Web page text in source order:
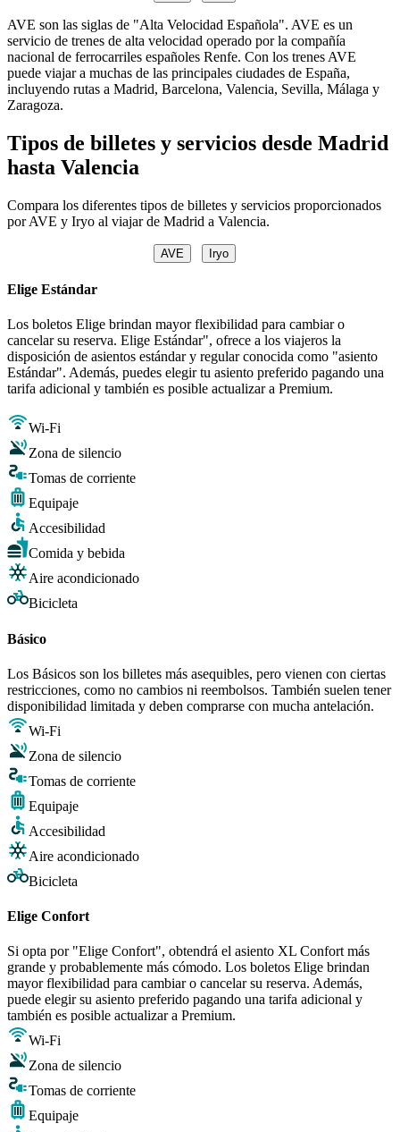
AVE son las siglas de "Alta Velocidad Española". AVE es un
servicio de trenes de alta velocidad operado por la compañía
nacional de ferrocarriles españoles Renfe. Con los trenes AVE
puede viajar a muchas de las principales ciudades de España,
incluyendo rutas a Madrid, Barcelona, Valencia, Sevilla, Málaga y
Zaragoza.
Tipos de billetes y servicios desde Madrid
hasta Valencia
Compara los diferentes tipos de billetes y servicios proporcionados
por AVE y Iryo al viajar de Madrid a Valencia.
AVE Iryo
Elige Estándar
Los boletos Elige brindan mayor flexibilidad para cambiar o
cancelar su reserva. Elige Estándar", ofrece a los viajeros la
disposición de asientos estándar y regular conocida como "asiento
Estándar". Además, puedes elegir tu asiento preferido pagando una
tarifa adicional y también es posible actualizar a Premium.
Wi-Fi
Zona de silencio
Tomas de corriente
Equipaje
Accesibilidad
Comida y bebida
Aire acondicionado
Bicicleta
Básico
Los Básicos son los billetes más asequibles, pero vienen con ciertas
restricciones, como no cambios ni reembolsos. También suelen tener
disponibilidad limitada y deben comprarse con mucha antelación.
Wi-Fi
Zona de silencio
Tomas de corriente
Equipaje
Accesibilidad
Aire acondicionado
Bicicleta
Elige Confort
Si opta por "Elige Confort", obtendrá el asiento XL Confort más
grande y probablemente más cómodo. Los boletos Elige brindan
mayor flexibilidad para cambiar o cancelar su reserva. Además,
puede elegir su asiento preferido pagando una tarifa adicional y
también es posible actualizar a Premium.
Wi-Fi
Zona de silencio
Tomas de corriente
Equipaje